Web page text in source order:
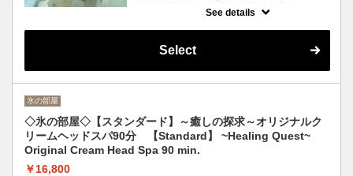
treatment without a change of clothes.
〈短時間ですっきりしたい方〉アロマ香る温
首・肩・デコルテを指圧でしっかりマッサー
ジ。ドライ&ブローまでお仕上げ
short time> Aroma-scented warm cream is
used to slowly massage the scalp, followed
by a firm acupressure massage of the neck,
shoulders, and décolleté. Finish up with dry
and blow-dry
See details
Select
氷の部屋
◇氷の部屋◇【スタンダード】～癒しの探求～オリジナルク
リームヘッドスパ90分 【Standard】 ~Healing Quest~
Original Cream Head Spa 90 min.
￥16,800